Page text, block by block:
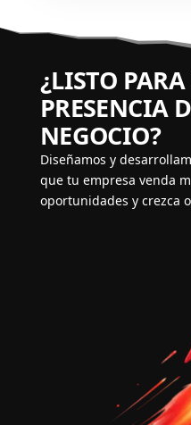
¿LISTO
PRESENCIA
NEGOCIO?
Diseñamos y
que tu empresa venda
oportunidades y crezca